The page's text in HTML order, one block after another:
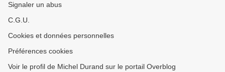
Signaler un abus
C.G.U.
Cookies et données personnelles
Préférences cookies
Voir le profil de Michel Durand sur le portail Overblog